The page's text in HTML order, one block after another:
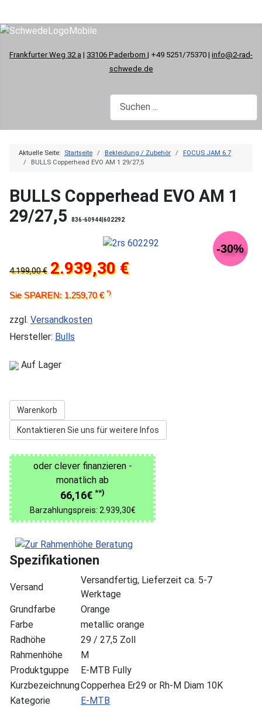
Frankfurter Weg 32 a | 33106 Paderborn | +49 5251/75370 | info@2-rad-
schwede.de
Aktuelle Seite: Startseite Bekleidung / Zubehör
FOCUS JAM 6.7
BULLS Copperhead EVO AM 1 29/27,5
BULLS Copperhead EVO AM 1
29/27,5
836-60944|602292
-30%
4.199,00 € 2.939,30 €
Sie SPAREN: 1.259,70 €*)
zzgl. Versandkosten
Hersteller: Bulls
Auf Lager
Warenkorb
Kontaktieren Sie uns für weitere Infos
oder clever finanzieren -
monatlich ab
66,16€ **)
Barzahlungspreis: 2.939,30€
Spezifikationen
Versand
Versandfertig, Lieferzeit ca. 5-7
Werktage
Grundfarbe
Orange
Farbe
metallic orange
Radhöhe
29 / 27,5 Zoll
Rahmenhöhe
M
Produktguppe
E-MTB Fully
KurzbezeichnungCopperhea Er29 or Rh-M Diam 10K
Kategorie
E-MTB